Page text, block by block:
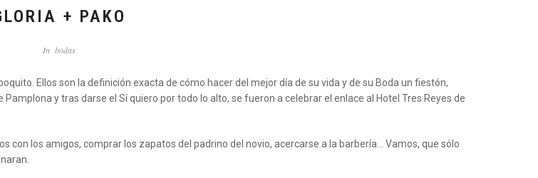
+ PAKO
In bodas
Ellos son la definición exacta de cómo hacer del mejor día de su vida y de su Boda un fiestón,
y tras darse el Sí quiero por todo lo alto, se fueron a celebrar el enlace al Hotel Tres Reyes de
con los amigos, comprar los zapatos del padrino del novio, acercarse a la barbería… Vamos, que sólo